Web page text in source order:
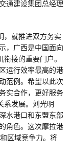
通建设集团总经理
，就推进双方务实
，广西是中国面向
接的重要门户。
运行效率最高的港
范例。希望以此次
实合作，更好服务
系发展。刘光明
水港口和东盟东部
角色。这次摩拉港
区域竞争力。将